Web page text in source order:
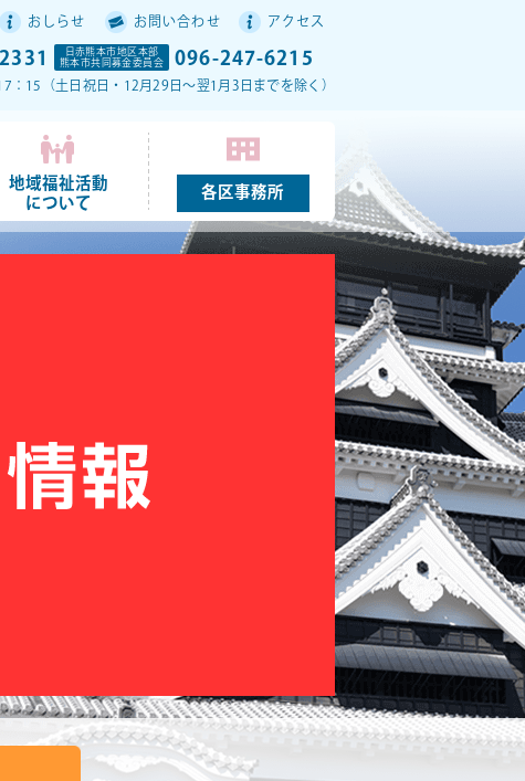
日赤熊本市地区本部
熊本市共同募金委員会 096-247-6215
：15（土日祝日・12月29日～翌1月3日までを除く）
おしらせ お問い合わせ アクセス
地域福祉活動
について
各区事務所